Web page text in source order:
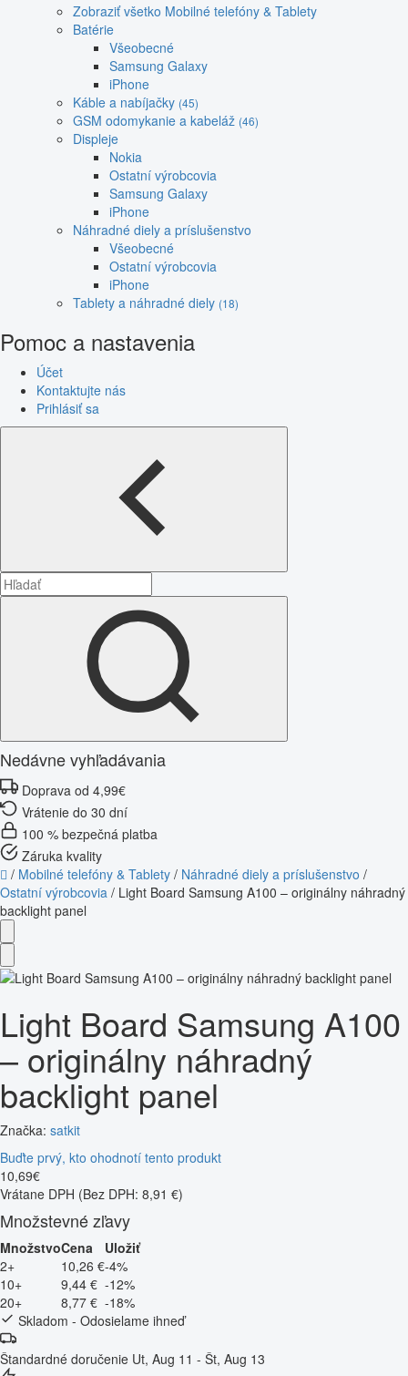
Zobraziť všetko Mobilné telefóny & Tablety
Batérie
Všeobecné
Samsung Galaxy
iPhone
Káble a nabíjačky (45)
GSM odomykanie a kabeláž (46)
Displeje
Nokia
Ostatní výrobcovia
Samsung Galaxy
iPhone
Náhradné diely a príslušenstvo
Všeobecné
Ostatní výrobcovia
iPhone
Tablety a náhradné diely (18)
Pomoc a nastavenia
Účet
Kontaktujte nás
Prihlásiť sa
Nedávne vyhľadávania
Doprava od 4,99€
Vrátenie do 30 dní
100 % bezpečná platba
Záruka kvality
/ Mobilné telefóny & Tablety / Náhradné diely a príslušenstvo /
Ostatní výrobcovia / Light Board Samsung A100 – originálny náhradný
backlight panel
Light Board Samsung A100
– originálny náhradný
backlight panel
Značka: satkit
Buďte prvý, kto ohodnotí tento produkt
10,69€
Vrátane DPH (Bez DPH: 8,91 €)
Množstevné zľavy
MnožstvoCena
Uložiť
2+
10,26 €-4%
10+
9,44 € -12%
20+
8,77 € -18%
Skladom - Odosielame ihneď
Štandardné doručenie Ut, Aug 11 - Št, Aug 13